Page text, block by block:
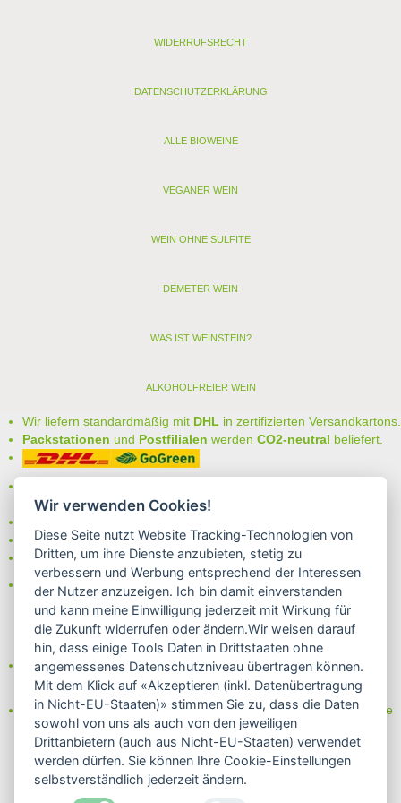
gekennzeichnete Weine enthalten nur Sulfite)
> Alle anderen Weine von Brandini
WIDERRUFSRECHT
DATENSCHUTZERKLÄRUNG
ALLE BIOWEINE
VEGANER WEIN
WEIN OHNE SULFITE
DEMETER WEIN
WAS IST WEINSTEIN?
ALKOHOLFREIER WEIN
Wir liefern standardmäßig mit DHL in zertifizierten Versandkartons.
Packstationen und Postfilialen werden CO2-neutral beliefert.
auswählen:
- Rechnung
- Lastschrift/Bankeinzug
Das Internetsiegel "GEPRÜFTER SHOP – Sicher einkaufen":
Partner von:
Wine in Moderation - bewußt genießen
Erfahren Sie mehr über Biowein in unserem Blog oder Folgen Sie
uns!
Blog
Facebook
Instagram
Wir verwenden Cookies!
Diese Seite nutzt Website Tracking-Technologien von
Dritten, um ihre Dienste anzubieten, stetig zu
verbessern und Werbung entsprechend der Interessen
der Nutzer anzuzeigen. Ich bin damit einverstanden
und kann meine Einwilligung jederzeit mit Wirkung für
die Zukunft widerrufen oder ändern.Wir weisen darauf
hin, dass einige Tools Daten in Drittstaaten ohne
angemessenes Datenschutzniveau übertragen können.
Mit dem Klick auf «Akzeptieren (inkl. Datenübertragung
in Nicht-EU-Staaten)» stimmen Sie zu, dass die Daten
sowohl von uns als auch von den jeweiligen
Drittanbietern (auch aus Nicht-EU-Staaten) verwendet
werden dürfen. Sie können Ihre Cookie-Einstellungen
selbstverständlich jederzeit ändern.